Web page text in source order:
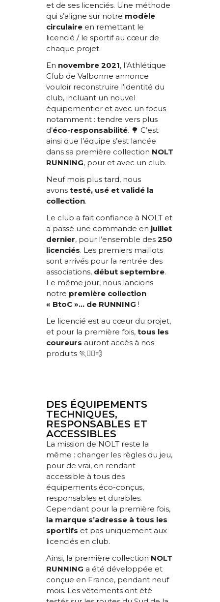
et de ses licenciés. Une méthode
qui s’aligne sur notre modèle
circulaire en remettant le
licencié / le sportif au cœur de
chaque projet.
En novembre 2021, l’Athlétique
Club de Valbonne annonce
vouloir reconstruire l’identité du
club, incluant un nouvel
équipementier et avec un focus
notamment : tendre vers plus
d’éco-responsabilité. 🌳 C’est
ainsi que l’équipe s’est lancée
dans sa première collection NOLT
RUNNING, pour et avec un club.
Neuf mois plus tard, nous
avons testé, usé et validé la
collection.
Le club a fait confiance à NOLT et
a passé une commande en juillet
dernier, pour l’ensemble des 250
licenciés. Les premiers maillots
sont arrivés pour la rentrée des
associations, début septembre.
Le même jour, nous lancions
notre première collection
« BtoC »… de RUNNING !
Le licencié est au cœur du projet,
et pour la première fois, tous les
coureurs auront accès à nos
produits 🏃🏃‍♂️💨
DES ÉQUIPEMENTS
TECHNIQUES,
RESPONSABLES ET
ACCESSIBLES
La mission de NOLT reste la
même : changer les règles du jeu,
pour de vrai, en rendant
accessible à tous des
équipements éco-conçus,
responsables et durables.
Cependant pour la première fois,
la marque s’adresse à tous les
sportifs et pas uniquement aux
licenciés en club.
Ainsi, la première collection NOLT
RUNNING a été développée et
conçue en France, pendant neuf
mois. Les vêtements ont été